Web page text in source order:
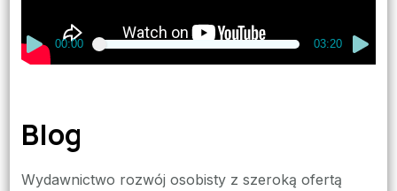
00:00 03:20
Blog
Wydawnictwo rozwój osobisty z szeroką ofertą